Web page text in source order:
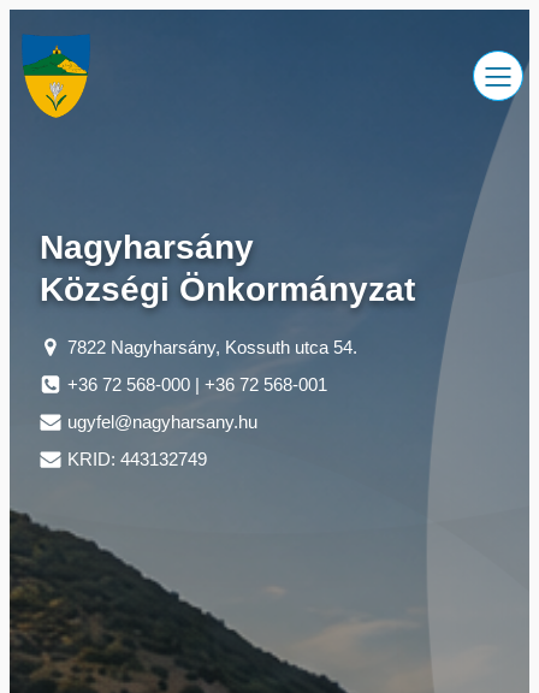
tartalomhoz
Nagyharsány
Községi Önkormányzat
7822 Nagyharsány, Kossuth utca 54.
+36 72 568-000 | +36 72 568-001
ugyfel@nagyharsany.hu
KRID: 443132749